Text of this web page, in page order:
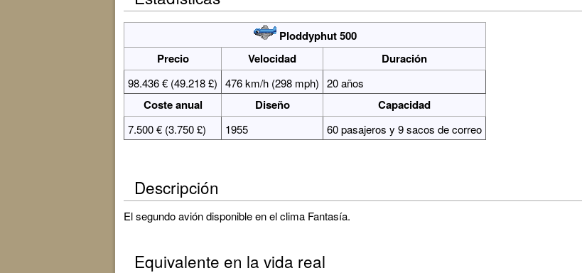
Ploddyphut 500
Precio
Velocidad Duración
98.436 € (49.218 £) 476 km/h (298 mph) 20 años
Coste anual Diseño Capacidad
7.500 € (3.750 £) 1955 60 pasajeros y 9 sacos de correo
Descripción
El segundo avión disponible en el clima Fantasía.
Equivalente en la vida real